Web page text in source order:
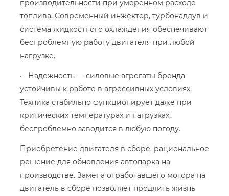
производительности при умеренном расходе
топлива. Современный инжектор, турбонаддув и
система жидкостного охлаждения обеспечивают
беспроблемную работу двигателя при любой
нагрузке.
· Надежность — силовые агрегаты бренда
устойчивы к работе в агрессивных условиях.
Техника стабильно функционирует даже при
критических температурах и нагрузках,
беспроблемно заводится в любую погоду.
Приобретение двигателя в сборе, рациональное
решение для обновления автопарка на
производстве. Замена отработавшего мотора на
двигатель в сборе позволяет продлить жизнь